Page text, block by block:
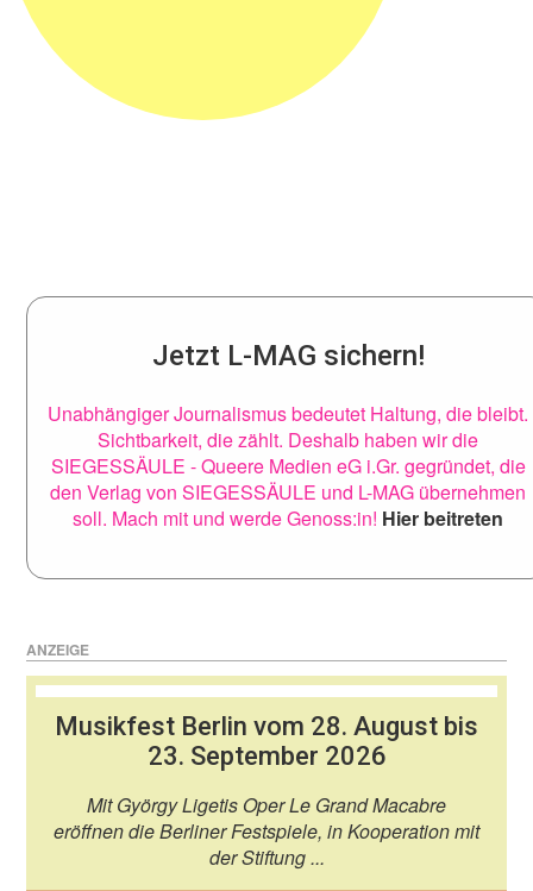
Jetzt L-MAG sichern!
Unabhängiger Journalismus bedeutet Haltung, die bleibt.
Sichtbarkeit, die zählt. Deshalb haben wir die
SIEGESSÄULE - Queere Medien eG i.Gr. gegründet, die
den Verlag von SIEGESSÄULE und L-MAG übernehmen
soll. Mach mit und werde Genoss:in! Hier beitreten
ANZEIGE
Musikfest Berlin vom 28. August bis
23. September 2026
Mit György Ligetis Oper Le Grand Macabre
eröffnen die Berliner Festspiele, in Kooperation mit
der Stiftung ...